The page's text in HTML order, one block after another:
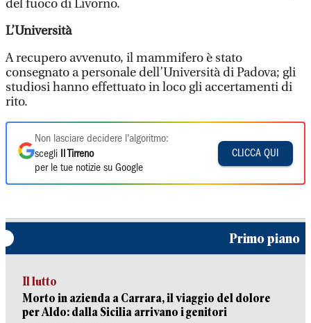
del fuoco di Livorno.
L’Università
A recupero avvenuto, il mammifero è stato
consegnato a personale dell’Università di Padova; gli
studiosi hanno effettuato in loco gli accertamenti di
rito.
Non lasciare decidere l'algoritmo:
scegli
Il Tirreno
per le tue notizie su Google
CLICCA QUI
Primo piano
Il lutto
Morto in azienda a Carrara, il viaggio del dolore
per Aldo: dalla Sicilia arrivano i genitori